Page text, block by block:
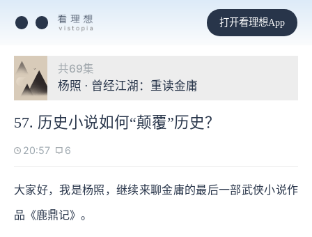
打开看理想App
共69集
杨照 · 曾经江湖：重读金庸
57. 历史小说如何“颠覆”历史？
20:57 6
大家好，我是杨照，继续来聊金庸的最后一部武侠小说作
品《鹿鼎记》。